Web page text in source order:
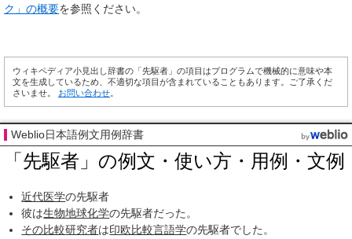
ク」の概要を参照ください。
ウィキペディア小見出し辞書の「先駆者」の項目はプログラムで機械的に意味や本
文を生成しているため、不適切な項目が含まれていることもあります。ご了承くだ
さいませ。 お問い合わせ
Weblio日本語例文用例辞書
「先駆者」の例文・使い方・用例・文例
近代医学の先駆者
彼は生物地球化学の先駆者だった。
その比較研究者は印欧比較言語学の先駆者でした。